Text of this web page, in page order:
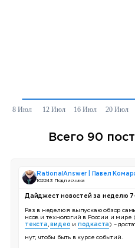
Всего 90
RationalAnswer | Павел
102 243 Подписчика
Дайджест новостей за неделю
Раз в неделю я выпускаю обзор
нсов и технологий в России и
текста
видео и подкаста ) –
нут, чтобы быть в курсе событий.